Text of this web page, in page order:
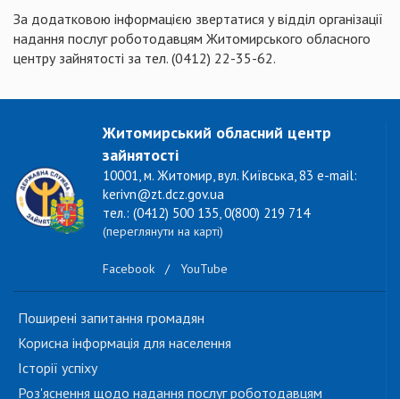
За додатковою інформацією звертатися у відділ організації
надання послуг роботодавцям Житомирського обласного
центру зайнятості за тел. (0412) 22-35-62.
Житомирський обласний центр
зайнятості
10001, м. Житомир, вул. Київська, 83 e-mail:
kerivn@zt.dcz.gov.ua
тел.: (0412) 500 135, 0(800) 219 714
(переглянути на карті)
Facebook / YouTube
Поширені запитання громадян
Корисна інформація для населення
Історії успіху
Роз'яснення щодо надання послуг роботодавцям